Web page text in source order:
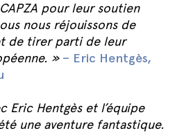
pour leur soutien
nous réjouissons de
de tirer parti de leur
» – Eric Hentgès,
Eric Hentgès et l’équipe
une aventure fantastique.